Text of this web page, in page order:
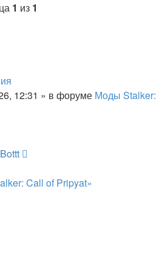
1 из 1
12:31 » в форуме Моды Stalker:
Bottt
Call of Pripyat»